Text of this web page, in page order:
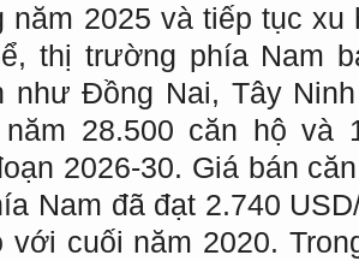
năm 2025 và tiếp tục
thị trường phía Nam
như Đồng Nai, Tây
28.500 căn hộ và
2026-30. Giá bán
Nam đã đạt 2.740
với cuối năm 2020.